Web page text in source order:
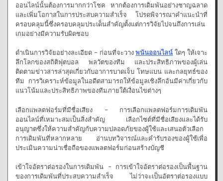
ออนไลน์นั้นต้องการมากกว่าโชค หากต้องการเดิมพันอย่างชาญฉลาด
และเพิ่มโอกาสในการประสบความสำเร็จ โปรดพิจารณาคำแนะนำที่
ครอบคลุมนี้ซึ่งครอบคลุมประเด็นสำคัญตั้งแต่การวิจัยไปจนถึงการเล่น
เกมอย่างมีความรับผิดชอบ
ดำเนินการวิจัยอย่างละเอียด – ก่อนที่จะวางพนันออนไลน์ ใดๆ ให้เจาะ
ลึกโลกของสถิติฟุตบอล พลวัตของทีม และประสิทธิภาพของผู้เล่น
ติดตามข่าวสารล่าสุดเกี่ยวกับอาการบาดเจ็บ โทษแบน และกลยุทธ์ของ
ทีม การวิเคราะห์ข้อมูลในอดีตสามารถให้ข้อมูลเชิงลึกอันมีค่าเกี่ยวกับ
แนวโน้มและประสิทธิภาพของทีมภายใต้เงื่อนไขต่างๆ
เลือกแพลตฟอร์มที่มีชื่อเสียง – การเลือกแพลตฟอร์มการเดิมพัน
ออนไลน์ที่เหมาะสมเป็นสิ่งสำคัญ เลือกไซต์ที่มีชื่อเสียงและได้รับ
อนุญาตซึ่งให้ความสำคัญกับความปลอดภัยของผู้ใช้และเสนอตัวเลือก
การเดิมพันที่หลากหลาย อ่านบทวิจารณ์และคำรับรองของผู้ใช้เพื่อ
ประเมินความน่าเชื่อถือของแพลตฟอร์มก่อนสร้างบัญชี
เข้าใจอัตราต่อรองในการเดิมพัน – การเข้าใจอัตราต่อรองเป็นพื้นฐาน
ของการเดิมพันที่ประสบความสำเร็จ ไม่ว่าจะเป็นอัตราต่อรองแบบ